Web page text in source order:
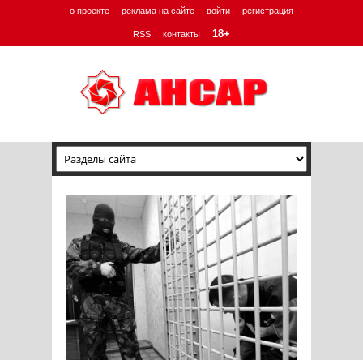
о проекте реклама на сайте войти регистрация
RSS контакты 18+